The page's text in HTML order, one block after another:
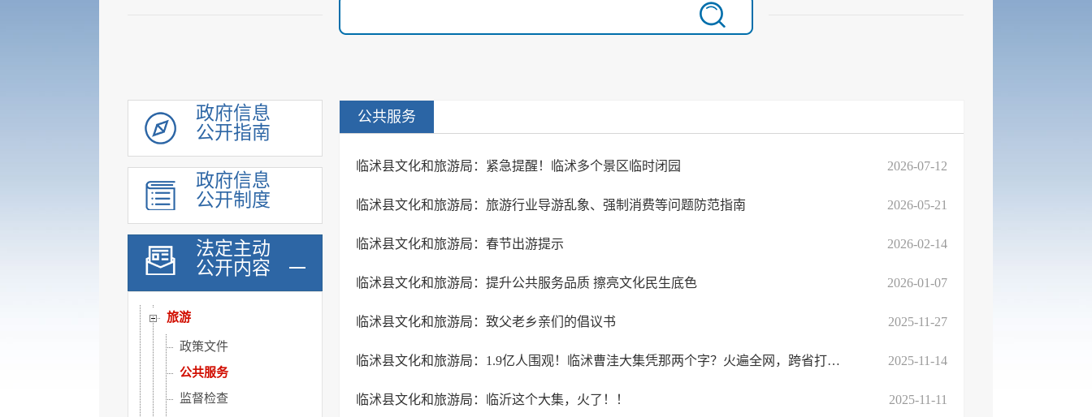
政府信息
公开指南
政府信息
公开制度
法定主动
公开内容
重大建设项目
优化服务
审计公开
行政执法公示
双随机一公开
信用信息
价格与减税降费
旅游
政策文件
公共服务
监督检查
公共服务
临沭县文化和旅游局：紧急提醒！临沭多个景区临时闭园 2026-07-12
临沭县文化和旅游局：旅游行业导游乱象、强制消费等问题防范指南 2026-05-21
临沭县文化和旅游局：春节出游提示 2026-02-14
临沭县文化和旅游局：提升公共服务品质 擦亮文化民生底色 2026-01-07
临沭县文化和旅游局：致父老乡亲们的倡议书 2025-11-27
临沭县文化和旅游局：1.9亿人围观！临沭曹洼大集凭那两个字？火遍全网，跨省打卡值爆了... 2025-11-14
临沭县文化和旅游局：临沂这个大集，火了！！ 2025-11-11